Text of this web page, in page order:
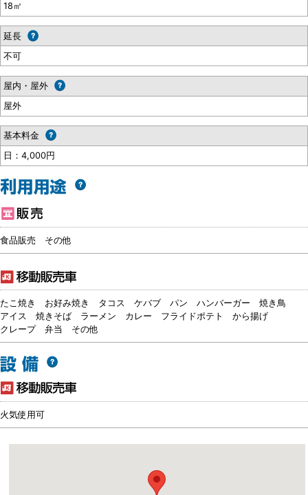
18㎡
延長
不可
屋内・屋外
屋外
基本料金
日：4,000円
食品販売 その他
たこ焼き お好み焼き タコス ケバブ パン ハンバーガー
焼き鳥
アイス
焼きそば ラーメン カレー フライドポテト
から揚げ
クレープ
弁当 その他
火気使用可